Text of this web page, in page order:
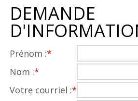
DEMANDE
Prénom :*
Nom :*
Votre courriel :*